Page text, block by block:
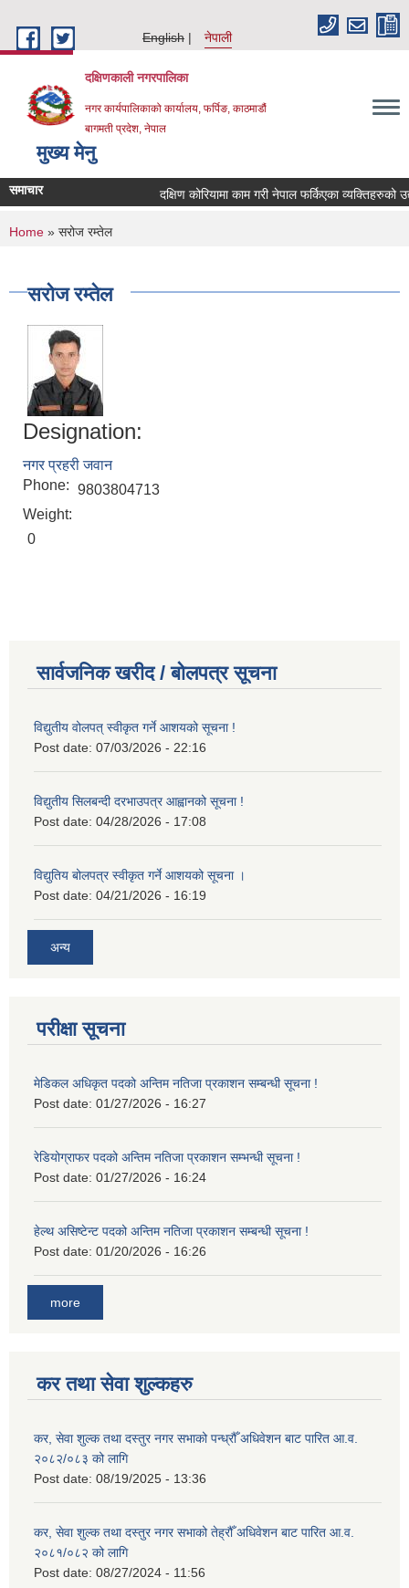
English
नेपाली
दक्षिणकाली नगरपालिका
नगर कार्यपालिकाको कार्यालय, फर्पिङ, काठमाडौं
बागमती प्रदेश, नेपाल
मुख्य मेनु
समाचार दक्षिण कोरियामा काम गरी नेपाल फर्किएका
You are here
Home » सरोज रम्तेल
सरोज रम्तेल
Designation:
नगर प्रहरी जवान
Phone: 9803804713
Weight:
0
सार्वजनिक खरीद / बोलपत्र सूचना
विद्युतीय वोलपत् स्वीकृत गर्ने आशयको सूचना !
Post date: 07/03/2026 - 22:16
विद्युतीय सिलबन्दी दरभाउपत्र आह्वानको सूचना !
Post date: 04/28/2026 - 17:08
विद्युतिय बोलपत्र स्वीकृत गर्ने आशयको सूचना ।
Post date: 04/21/2026 - 16:19
अन्य
परीक्षा सूचना
मेडिकल अधिकृत पदको अन्तिम नतिजा प्रकाशन सम्बन्धी सूचना !
Post date: 01/27/2026 - 16:27
रेडियोग्राफर पदको अन्तिम नतिजा प्रकाशन सम्भन्धी सूचना !
Post date: 01/27/2026 - 16:24
हेल्थ असिष्टेन्ट पदको अन्तिम नतिजा प्रकाशन सम्बन्धी सूचना !
Post date: 01/20/2026 - 16:26
more
कर तथा सेवा शुल्कहरु
कर, सेवा शुल्क तथा दस्तुर नगर सभाको पन्ध्रौँ अधिवेशन बाट पारित आ.व.
२०८२/०८३ को लागि
Post date: 08/19/2025 - 13:36
कर, सेवा शुल्क तथा दस्तुर नगर सभाको तेह्रौँ अधिवेशन बाट पारित आ.व.
२०८१/०८२ को लागि
Post date: 08/27/2024 - 11:56